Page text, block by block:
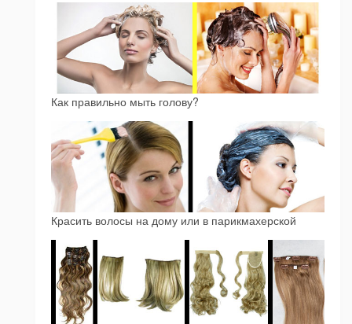
Как правильно мыть голову?
Красить волосы на дому или в парикмахерской